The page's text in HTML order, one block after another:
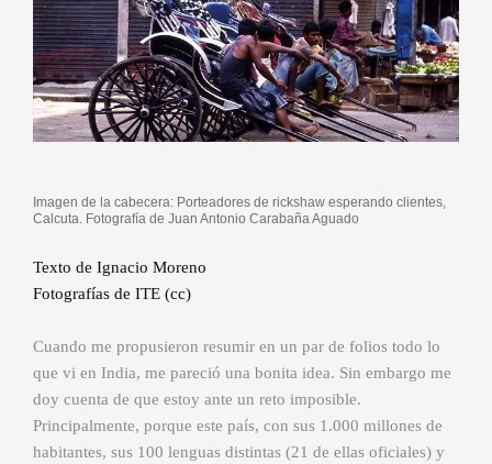
Imagen de la cabecera: Porteadores de rickshaw esperando clientes,
Calcuta. Fotografía de Juan Antonio Carabaña Aguado
Texto de Ignacio Moreno
Fotografías de ITE (cc)
Cuando me propusieron resumir en un par de folios todo lo
que vi en India, me pareció una bonita idea. Sin embargo me
doy cuenta de que estoy ante un reto imposible.
Principalmente, porque este país, con sus 1.000 millones de
habitantes, sus 100 lenguas distintas (21 de ellas oficiales) y